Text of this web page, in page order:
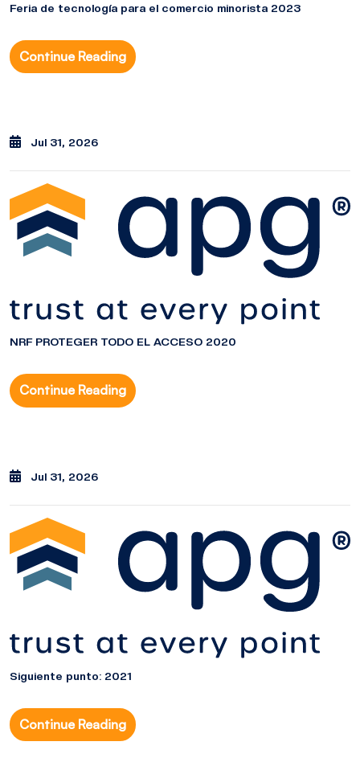
Feria de tecnología para el comercio minorista 2023
Continue Reading
Jul 31, 2026
NRF PROTEGER TODO EL ACCESO 2020
Continue Reading
Jul 31, 2026
Siguiente punto: 2021
Continue Reading